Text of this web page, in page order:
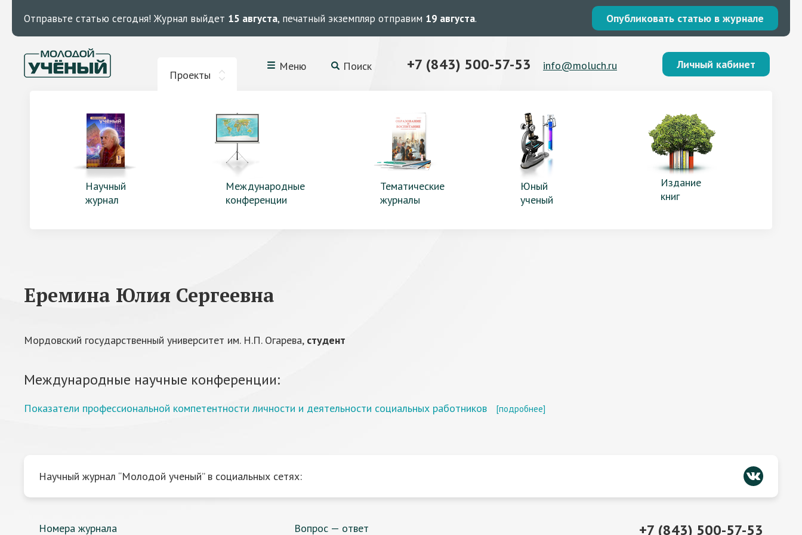
Отправьте статью сегодня! Журнал выйдет 15 августа, печатный экземпляр отправим 19 августа. Опубликовать статью в журнале
Проекты
Меню Поиск +7 (843) 500-57-53 info@moluch.ru Личный кабинет
Научный
журнал
Международные
конференции
Тематические
журналы
Юный
ученый
Издание
книг
Еремина Юлия Сергеевна
Мордовский государственный университет им. Н.П. Огарева, студент
Международные научные конференции:
Показатели профессиональной компетентности личности и деятельности социальных работников [подробнее]
Научный журнал “Молодой ученый” в социальных сетях:
Номера журнала Вопрос — ответ +7 (843) 500-57-53